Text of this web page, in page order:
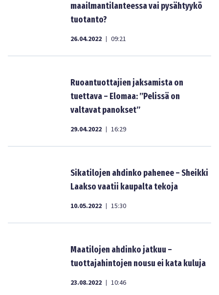
maailmantilanteessa vai pysähtyykö
tuotanto?
26.04.2022 | 09:21
Ruoantuottajien jaksamista on
tuettava – Elomaa: ”Pelissä on
valtavat panokset”
29.04.2022 | 16:29
Sikatilojen ahdinko pahenee – Sheikki
Laakso vaatii kaupalta tekoja
10.05.2022 | 15:30
Maatilojen ahdinko jatkuu –
tuottajahintojen nousu ei kata kuluja
23.08.2022 | 10:46